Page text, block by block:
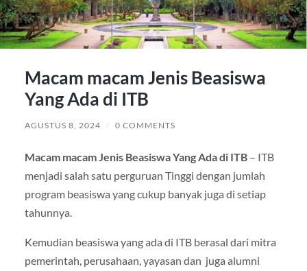
Macam macam Jenis Beasiswa
Yang Ada di ITB
AGUSTUS 8, 2024 / 0 COMMENTS
Macam macam Jenis Beasiswa Yang Ada di ITB– ITB
menjadi salah satu perguruan Tinggi dengan jumlah
program beasiswa yang cukup banyak juga di setiap
tahunnya.
Kemudian beasiswa yang ada di ITB berasal dari mitra
pemerintah, perusahaan, yayasan dan juga alumni